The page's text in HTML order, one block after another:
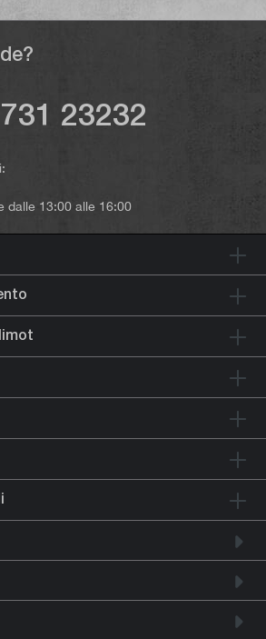
23232
dalle 13:00 alle 16:00